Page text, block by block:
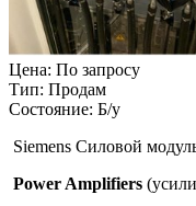
Цена: По запросу
Тип: Продам
Состояние: Б/у
Siemens Силовой
Power Amplifiers